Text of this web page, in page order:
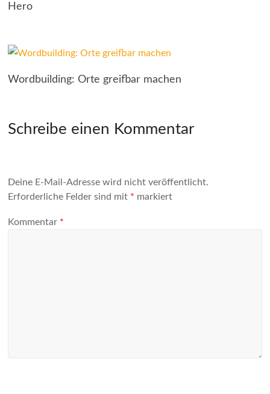
Hero
Wordbuilding: Orte greifbar machen
Schreibe einen Kommentar
Deine E-Mail-Adresse wird nicht veröffentlicht.
Erforderliche Felder sind mit * markiert
Kommentar *